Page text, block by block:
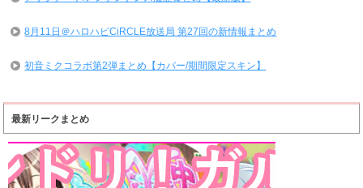
8月11日＠ハロハピCiRCLE放送局 第27回の新情報まとめ
初音ミクコラボ第2弾まとめ【カバー/期間限定スキン】
最新リークまとめ